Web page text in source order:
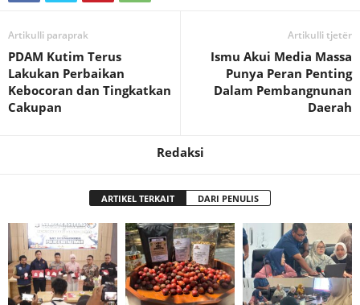
Artikulli paraprak
PDAM Kutim Terus
Lakukan Perbaikan
Kebocoran dan Tingkatkan
Cakupan
Artikulli tjetër
Ismu Akui Media Massa
Punya Peran Penting
Dalam Pembangnunan
Daerah
Redaksi
ARTIKEL TERKAIT DARI PENULIS